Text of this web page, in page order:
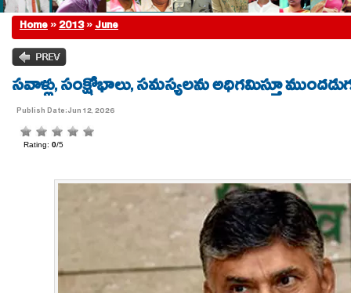
Home»2013»June
సవాళ్లు, సంక్షోభాలు, సమస్యలను అధిగమిస్తూ
Publish Date:Jun 12, 2026